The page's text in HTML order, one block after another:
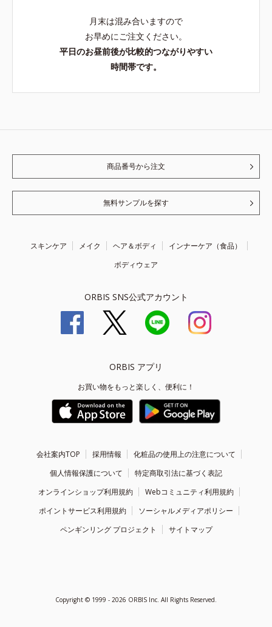
月末は混み合いますので
お早めにご注文ください。
平日のお昼前後が比較的つながりやすい
時間帯です。
商品番号から注文
無料サンプルを探す
スキンケア メイク ヘア＆ボディ
インナーケア（食品）
ボディウェア
ORBIS SNS公式アカウント
ORBIS アプリ
お買い物をもっと楽しく、便利に！
会社案内TOP 採用情報
化粧品の使用上の注意について
個人情報保護について
特定商取引法に基づく表記
オンラインショップ利用規約
Webコミュニティ利用規約
ポイントサービス利用規約
ソーシャルメディアポリシー
ペンギンリング プロジェクト
サイトマップ
Copyright © 1999 - 2026 ORBIS Inc. All Rights Reserved.